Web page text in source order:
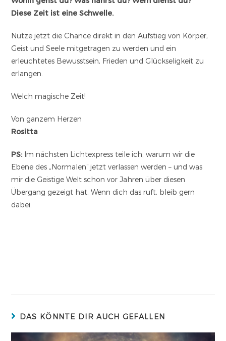
Diese Zeit ist eine Schwelle.
Nutze jetzt die Chance direkt in den Aufstieg von Körper,
Geist und Seele mitgetragen zu werden und ein
erleuchtetes Bewusstsein, Frieden und Glückseligkeit zu
erlangen.
Welch magische Zeit!
Von ganzem Herzen
Rositta
PS: Im nächsten Lichtexpress teile ich, warum wir die
Ebene des „Normalen“ jetzt verlassen werden – und was
mir die Geistige Welt schon vor Jahren über diesen
Übergang gezeigt hat. Wenn dich das ruft, bleib gern
dabei.
DAS KÖNNTE DIR AUCH GEFALLEN